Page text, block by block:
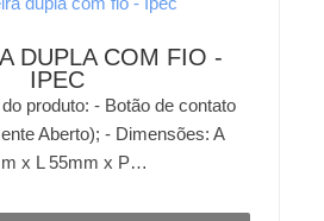
DUPLA COM FIO -
IPEC
produto: - Botão de contato
Aberto); - Dimensões: A
x L 55mm x P…